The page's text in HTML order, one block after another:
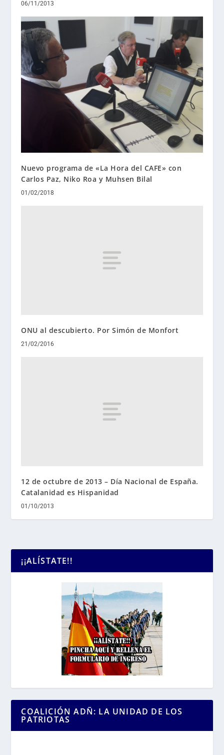
06/11/2013
Nuevo programa de «La Hora del CAFE» con
Carlos Paz, Niko Roa y Muhsen Bilal
01/02/2018
ONU al descubierto. Por Simón de Monfort
21/02/2016
12 de octubre de 2013 – Día Nacional de España.
Catalanidad es Hispanidad
01/10/2013
¡¡ALÍSTATE!!
COALICIÓN ADÑ: LA UNIDAD DE LOS
PATRIOTAS